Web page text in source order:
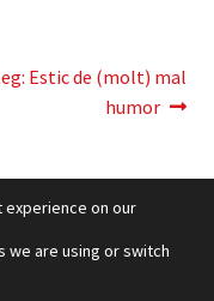
Estic de (molt) mal
humor
on our
we are using or switch